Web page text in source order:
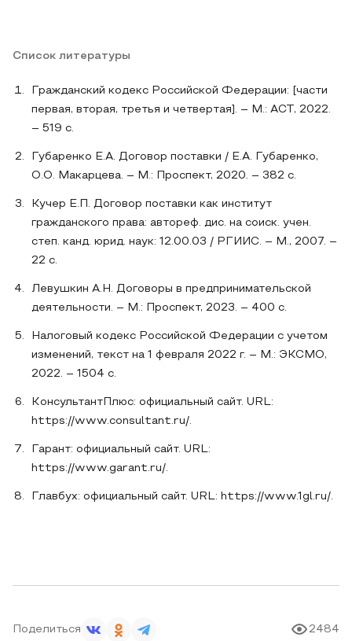
Список литературы
Гражданский кодекс Российской Федерации: [части
первая, вторая, третья и четвертая]. – М.: АСТ, 2022.
– 519 с.
Губаренко Е.А. Договор поставки / Е.А. Губаренко,
О.О. Макарцева. – М.: Проспект, 2020. – 382 с.
Кучер Е.П. Договор поставки как институт
гражданского права: автореф. дис. на соиск. учен.
степ. канд. юрид. наук: 12.00.03 / РГИИС. – М., 2007. –
22 с.
Левушкин А.Н. Договоры в предпринимательской
деятельности. – М.: Проспект, 2023. – 400 с.
Налоговый кодекс Российской Федерации с учетом
изменений, текст на 1 февраля 2022 г. – М.: ЭКСМО,
2022. – 1504 с.
КонсультантПлюс: официальный сайт. URL:
https://www.consultant.ru/.
Гарант: официальный сайт. URL:
https://www.garant.ru/.
Главбух: официальный сайт. URL: https://www.1gl.ru/.
Поделиться 2484